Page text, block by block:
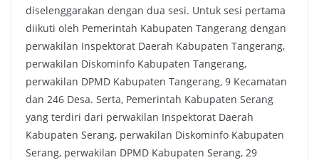
diselenggarakan dengan dua sesi. Untuk sesi pertama
diikuti oleh Pemerintah Kabupaten Tangerang dengan
perwakilan Inspektorat Daerah Kabupaten Tangerang,
perwakilan Diskominfo Kabupaten Tangerang,
perwakilan DPMD Kabupaten Tangerang, 9 Kecamatan
dan 246 Desa. Serta, Pemerintah Kabupaten Serang
yang terdiri dari perwakilan Inspektorat Daerah
Kabupaten Serang, perwakilan Diskominfo Kabupaten
Serang, perwakilan DPMD Kabupaten Serang, 29